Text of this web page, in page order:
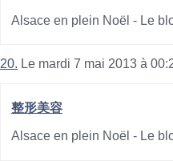
Alsace en plein Noël - Le
20. Le mardi 7 mai 2013 à
整形美容
Alsace en plein Noël - Le